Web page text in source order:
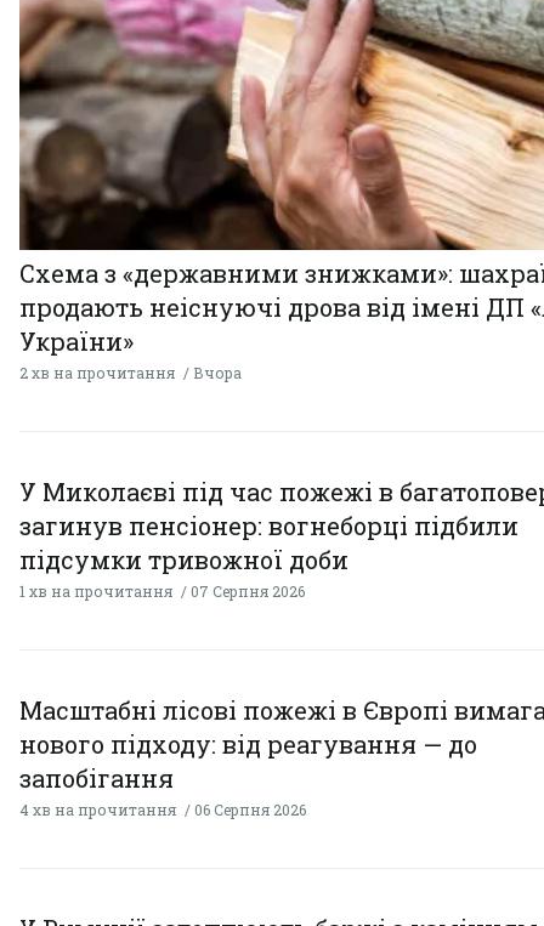
Схема з «державними знижками»:
продають неіснуючі дрова від імені ДП
України»
2 хв на прочитання Вчора
У Миколаєві під час пожежі в
загинув пенсіонер: вогнеборці підбили
підсумки тривожної доби
1 хв на прочитання 07 Серпня 2026
Масштабні лісові пожежі в Європі
нового підходу: від реагування — до
запобігання
4 хв на прочитання 06 Серпня 2026